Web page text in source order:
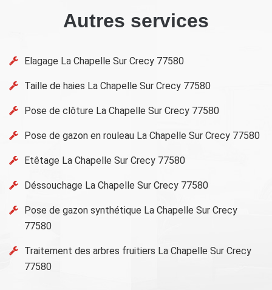
Autres services
Elagage La Chapelle Sur Crecy 77580
Taille de haies La Chapelle Sur Crecy 77580
Pose de clôture La Chapelle Sur Crecy 77580
Pose de gazon en rouleau La Chapelle Sur Crecy 77580
Etêtage La Chapelle Sur Crecy 77580
Déssouchage La Chapelle Sur Crecy 77580
Pose de gazon synthétique La Chapelle Sur Crecy
77580
Traitement des arbres fruitiers La Chapelle Sur Crecy
77580